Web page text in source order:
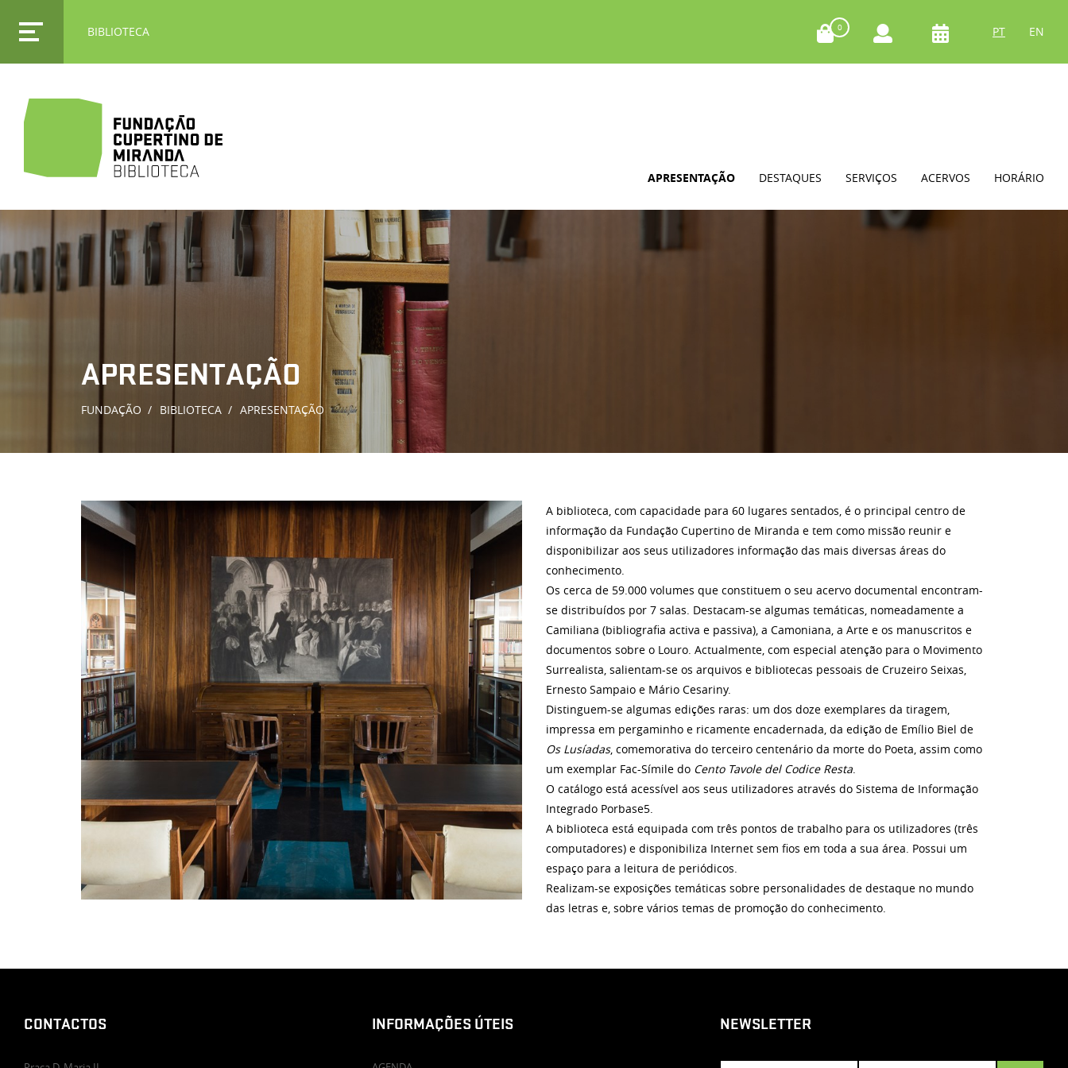
BIBLIOTECA PT EN
0
APRESENTAÇÃO DESTAQUES SERVIÇOS ACERVOS HORÁRIO
APRESENTAÇÃO
FUNDAÇÃO BIBLIOTECA APRESENTAÇÃO
A biblioteca, com capacidade para 60 lugares sentados, é o principal centro de
informação da Fundação Cupertino de Miranda e tem como missão reunir e
disponibilizar aos seus utilizadores informação das mais diversas áreas do
conhecimento.
Os cerca de 59.000 volumes que constituem o seu acervo documental encontram-
se distribuídos por 7 salas. Destacam-se algumas temáticas, nomeadamente a
Camiliana (bibliografia activa e passiva), a Camoniana, a Arte e os manuscritos e
documentos sobre o Louro. Actualmente, com especial atenção para o Movimento
Surrealista, salientam-se os arquivos e bibliotecas pessoais de Cruzeiro Seixas,
Ernesto Sampaio e Mário Cesariny.
Distinguem-se algumas edições raras: um dos doze exemplares da tiragem,
impressa em pergaminho e ricamente encadernada, da edição de Emílio Biel de
Os Lusíadas, comemorativa do terceiro centenário da morte do Poeta, assim como
um exemplar Fac-Símile do Cento Tavole del Codice Resta.
O catálogo está acessível aos seus utilizadores através do Sistema de Informação
Integrado Porbase5.
A biblioteca está equipada com três pontos de trabalho para os utilizadores (três
computadores) e disponibiliza Internet sem fios em toda a sua área. Possui um
espaço para a leitura de periódicos.
Realizam-se exposições temáticas sobre personalidades de destaque no mundo
das letras e, sobre vários temas de promoção do conhecimento.
CONTACTOS INFORMAÇÕES ÚTEIS NEWSLETTER